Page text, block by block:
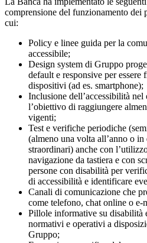
comprensione del funzionamento dei
cui:
Policy e linee guida per la
accessibile;
Design system di Gruppo
default e responsive per
dispositivi (ad es. smartphone);
Inclusione dell’accessibilità
l’obiettivo di raggiungere
vigenti;
Test e verifiche periodiche
(almeno una volta all’anno o
straordinari) anche con
navigazione da tastiera e con
persone con disabilità per
di accessibilità e identificare
Canali di comunicazione che
come telefono, chat online o e-
Pillole informative su disabilità
normativi e operativi a
Gruppo;